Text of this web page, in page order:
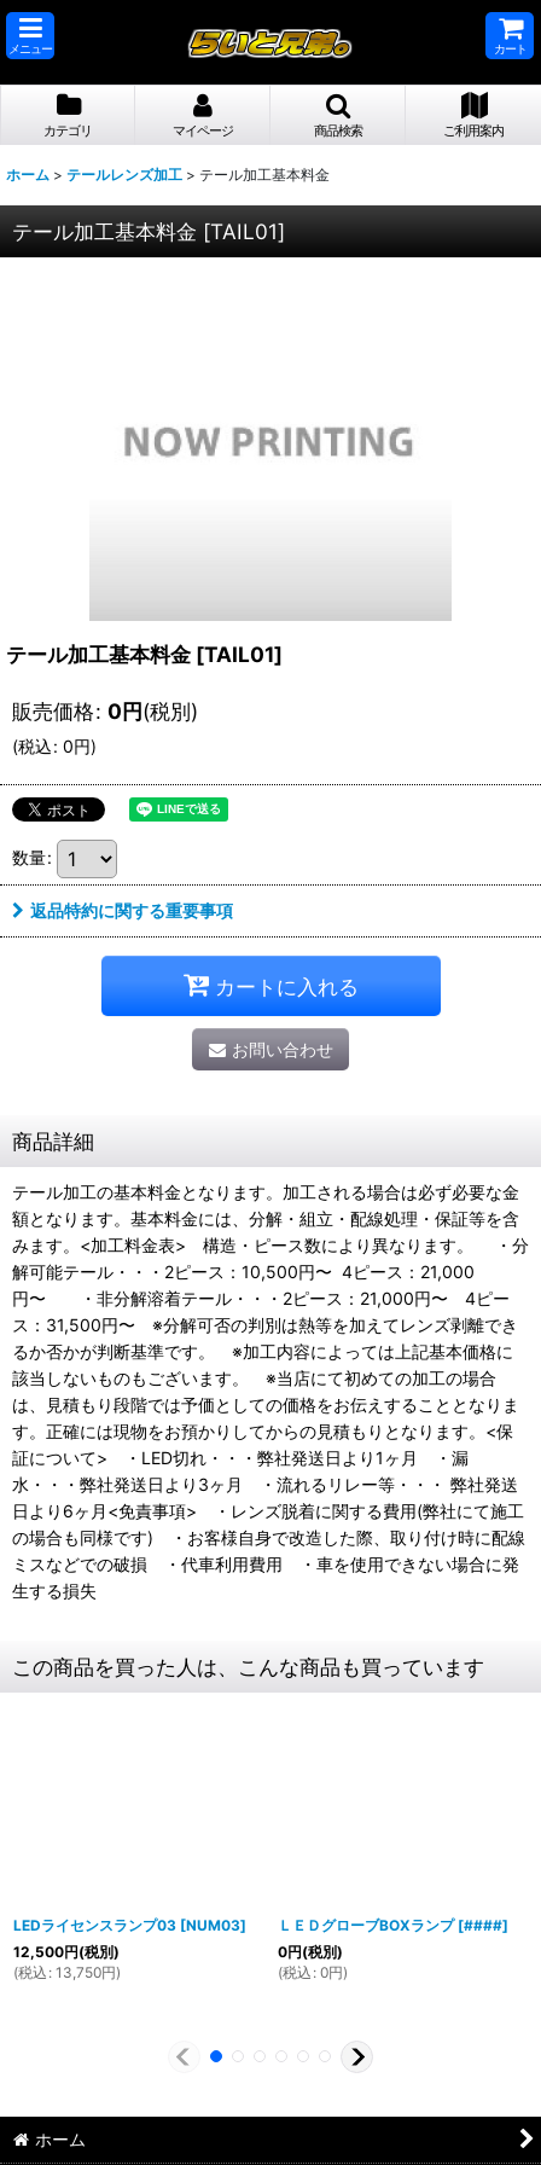
メニュー カート
カテゴリ マイページ 商品検索 ご利用案内
ホーム > テールレンズ加工 > テール加工基本料金
テール加工基本料金 [TAIL01]
テール加工基本料金 [TAIL01]
販売価格: 0円(税別)
(税込: 0円)
数量:
返品特約に関する重要事項
カートに入れる
お問い合わせ
商品詳細
テール加工の基本料金となります。加工される場合は必ず必要な金
額となります。基本料金には、分解・組立・配線処理・保証等を含
みます。<加工料金表> 構造・ピース数により異なります。 ・分
解可能テール・・・2ピース：10,500円〜 4ピース：21,000
円〜 ・非分解溶着テール・・・2ピース：21,000円〜 4ピー
ス：31,500円〜 ※分解可否の判別は熱等を加えてレンズ剥離でき
るか否かが判断基準です。 ※加工内容によっては上記基本価格に
該当しないものもございます。 ※当店にて初めての加工の場合
は、見積もり段階では予価としての価格をお伝えすることとなりま
す。正確には現物をお預かりしてからの見積もりとなります。<保
証について> ・LED切れ・・・弊社発送日より1ヶ月 ・漏
水・・・弊社発送日より3ヶ月 ・流れるリレー等・・・ 弊社発送
日より6ヶ月<免責事項> ・レンズ脱着に関する費用(弊社にて施工
の場合も同様です) ・お客様自身で改造した際、取り付け時に配線
ミスなどでの破損 ・代車利用費用 ・車を使用できない場合に発
生する損失
この商品を買った人は、こんな商品も買っています
LEDライセンスランプ03 [NUM03]
12,500円(税別)
(税込 : 13,750円)
ＬＥＤグローブBOXランプ [####]
0円(税別)
(税込 : 0円)
ホーム